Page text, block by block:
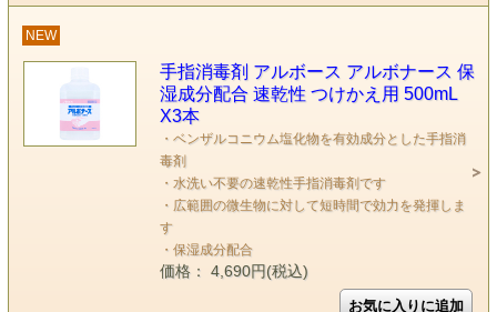
NEW
手指消毒剤 アルボース アルボナース 保
湿成分配合 速乾性 つけかえ用 500mL
X3本
・ベンザルコニウム塩化物を有効成分とした手指消
毒剤
・水洗い不要の速乾性手指消毒剤です
・広範囲の微生物に対して短時間で効力を発揮しま
す
・保湿成分配合
価格： 4,690円(税込)